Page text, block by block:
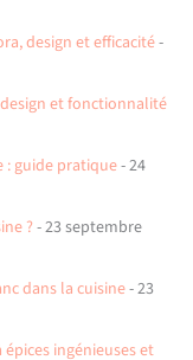
design et efficacité-
et fonctionnalité
: guide pratique- 24
?- 23 septembre
dans la cuisine- 23
épices ingénieuses et